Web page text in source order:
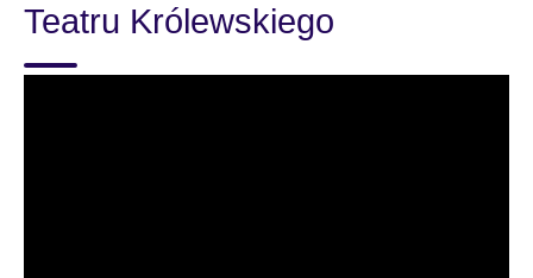
Teatru Królewskiego